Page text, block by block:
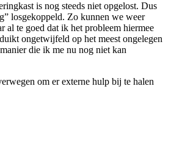
is nog steeds niet opgelost. Dus
losgekoppeld. Zo kunnen we weer
al te goed dat ik het probleem hiermee
ongetwijfeld op het meest ongelegen
die ik me nu nog niet kan
om er externe hulp bij te halen